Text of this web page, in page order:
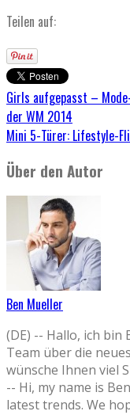
Teilen auf:
Girls aufgepasst –
der WM 2014
Mini 5-Türer: Lifestyle-
Über den Autor
Ben Mueller
(DE) -- Hallo, ich
Team über die
wünsche Ihnen
-- Hi, my name is
latest trends.